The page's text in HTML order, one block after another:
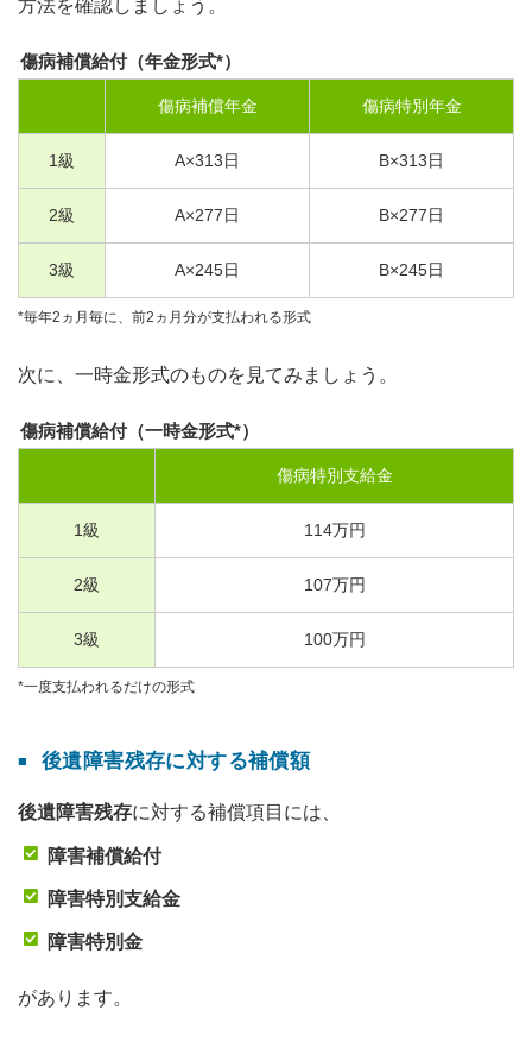
方法を確認しましょう。
傷病補償給付（年金形式*）
傷病補償年金 傷病特別年金
1級 A×313日 B×313日
2級 A×277日 B×277日
3級 A×245日 B×245日
*毎年2ヵ月毎に、前2ヵ月分が支払われる形式
次に、一時金形式のものを見てみましょう。
傷病補償給付（一時金形式*）
傷病特別支給金
1級 114万円
2級 107万円
3級 100万円
*一度支払われるだけの形式
後遺障害残存に対する補償額
後遺障害残存に対する補償項目には、
障害補償給付
障害特別支給金
障害特別金
があります。